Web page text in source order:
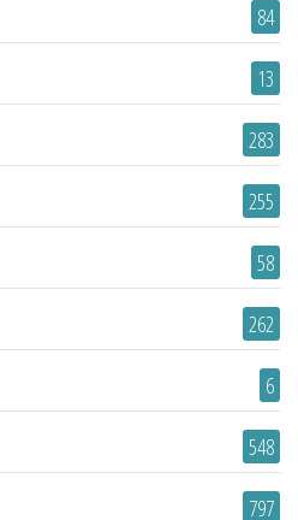
84
13
283
255
58
262
6
548
797